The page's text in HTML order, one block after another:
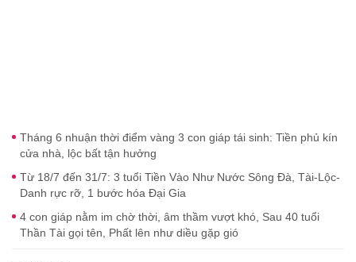
Tháng 6 nhuận thời điểm vàng 3 con giáp tái sinh: Tiền phủ kín
cửa nhà, lộc bất tận hưởng
Từ 18/7 đến 31/7: 3 tuổi Tiền Vào Như Nước Sông Đà, Tài-Lộc-
Danh rực rỡ, 1 bước hóa Đại Gia
4 con giáp nằm im chờ thời, âm thầm vượt khó, Sau 40 tuổi
Thần Tài gọi tên, Phất lên như diều gặp gió